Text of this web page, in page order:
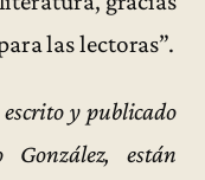
las lectoras”.
y publicado
están